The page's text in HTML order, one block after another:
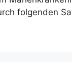
folgenden